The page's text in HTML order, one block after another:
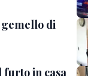
di
furto in casa